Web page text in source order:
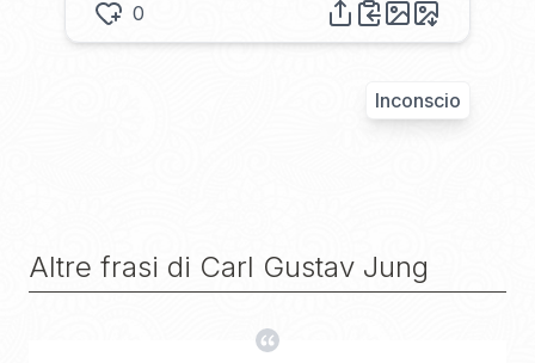
0
Inconscio
Altre frasi di Carl Gustav Jung